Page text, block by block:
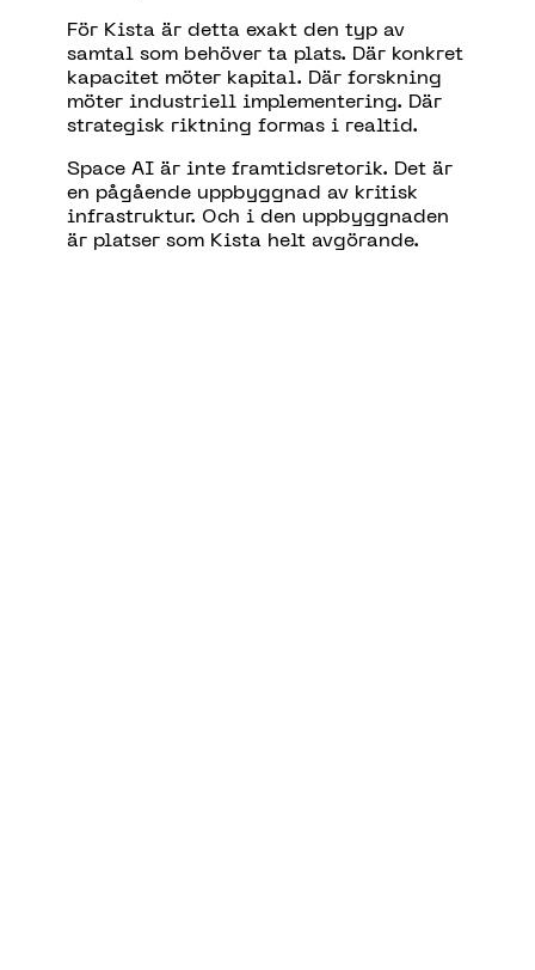
För Kista är detta exakt den typ av
samtal som behöver ta plats. Där konkret
kapacitet möter kapital. Där forskning
möter industriell implementering. Där
strategisk riktning formas i realtid.
Space AI är inte framtidsretorik. Det är
en pågående uppbyggnad av kritisk
infrastruktur. Och i den uppbyggnaden
är platser som Kista helt avgörande.